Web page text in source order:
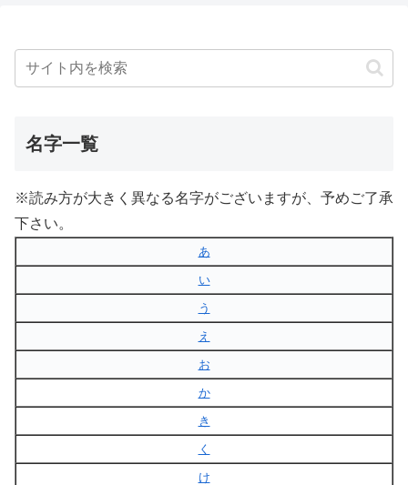
名字一覧
※読み方が大きく異なる名字がございますが、予めご了承
下さい。
あ
い
う
え
お
か
き
く
け